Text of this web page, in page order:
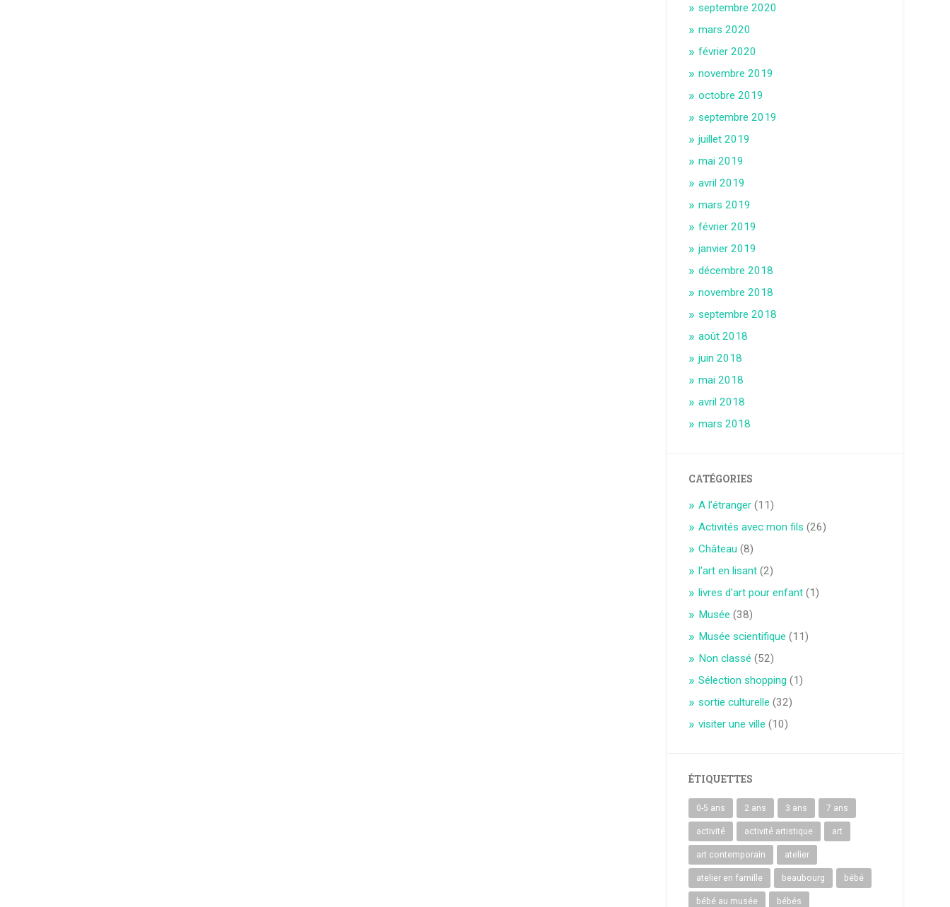
septembre 2020
mars 2020
février 2020
novembre 2019
octobre 2019
septembre 2019
juillet 2019
mai 2019
avril 2019
mars 2019
février 2019
janvier 2019
décembre 2018
novembre 2018
septembre 2018
août 2018
juin 2018
mai 2018
avril 2018
mars 2018
CATÉGORIES
A l'étranger (11)
Activités avec mon fils (26)
Château (8)
l'art en lisant (2)
livres d'art pour enfant (1)
Musée (38)
Musée scientifique (11)
Non classé (52)
Sélection shopping (1)
sortie culturelle (32)
visiter une ville (10)
ÉTIQUETTES
0-5 ans 2 ans 3 ans 7 ans
activité activité artistique art
art contemporain atelier
atelier en famille beaubourg bébé
bébé au musée bébés